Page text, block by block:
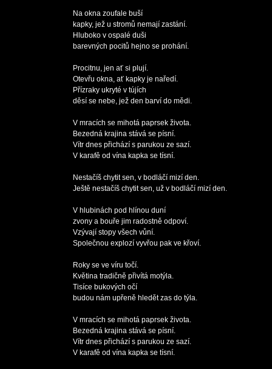
Na okna zoufale buší
kapky, jež u stromů nemají zastání.
Hluboko v ospalé duši
barevných pocitů hejno se prohání.
Procitnu, jen ať si plují.
Otevřu okna, ať kapky je naředí.
Přízraky ukryté v tújích
děsí se nebe, jež den barví do mědi.
V mracích se mihotá paprsek života.
Bezedná krajina stává se písní.
Vítr dnes přichází s parukou ze sazí.
V karafě od vína kapka se tísní.
Nestačíš chytit sen, v bodláčí mizí den.
Ještě nestačíš chytit sen, už v bodláčí mizí den.
V hlubinách pod hlínou duní
zvony a bouře jim radostně odpoví.
Vzývají stopy všech vůní.
Společnou explozí vyvřou pak ve křoví.
Roky se ve víru točí.
Květina tradičně přivítá motýla.
Tisíce bukových očí
budou nám upřeně hledět zas do týla.
V mracích se mihotá paprsek života.
Bezedná krajina stává se písní.
Vítr dnes přichází s parukou ze sazí.
V karafě od vína kapka se tísní.